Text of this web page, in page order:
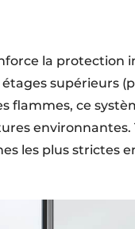
la protection
supérieurs
flammes, ce
les plus strictes